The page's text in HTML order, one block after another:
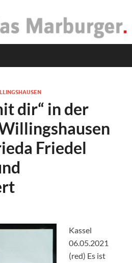
dir“ in der
Friedel
Kassel
06.05.2021
(red) Es ist